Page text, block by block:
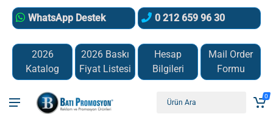
WhatsApp Destek 0 212 659 96 30
2026
Katalog
2026 Baskı
Fiyat Listesi
Hesap
Bilgileri
Mail Order
Formu
0